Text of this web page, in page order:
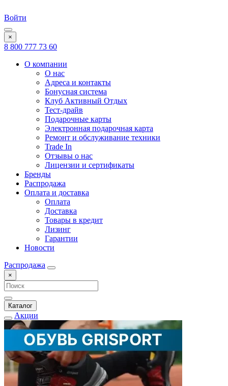
Войти
×
8 800 777 73 60
О компании
О нас
Адреса и контакты
Бонусная система
Клуб Активный Отдых
Тест-драйв
Подарочные карты
Электронная подарочная карта
Ремонт и обслуживание техники
Trade In
Отзывы о нас
Лицензии и сертификаты
Бренды
Распродажа
Оплата и доставка
Оплата
Доставка
Товары в кредит
Лизинг
Гарантии
Новости
Распродажа
×
Каталог
Акции